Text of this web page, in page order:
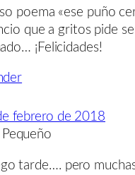
poema «ese puño
que a gritos pide
¡Felicidades!
febrero de 2018
tarde…. pero